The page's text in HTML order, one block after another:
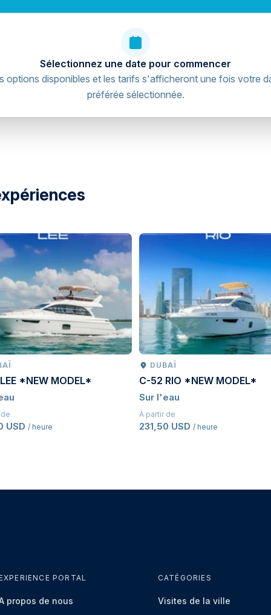
Sélectionnez une date pour commencer
options disponibles et les tarifs s'afficheront une fois votre
préférée sélectionnée.
*NEW MODEL*
USD / heure
DUBAÏ
C-52 RIO *NEW MODEL*
Sur l'eau
À partir de
231,50 USD / heure
PORTAL
propos de nous
CATÉGORIES
Visites de la ville